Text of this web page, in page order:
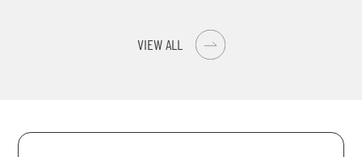
VIEW ALL